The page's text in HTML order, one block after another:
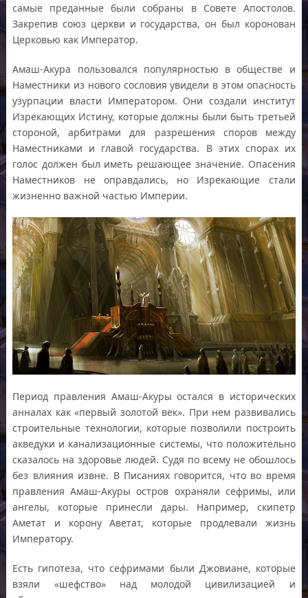
самые преданные были собраны в Совете Апостолов.
Закрепив союз церкви и государства, он был коронован
Церковью как Император.
Амаш-Акура пользовался популярностью в обществе и
Наместники из нового сословия увидели в этом опасность
узурпации власти Императором. Они создали институт
Изрекающих Истину, которые должны были быть третьей
стороной, арбитрами для разрешения споров между
Наместниками и главой государства. В этих спорах их
голос должен был иметь решающее значение. Опасения
Наместников не оправдались, но Изрекающие стали
жизненно важной частью Империи.
Период правления Амаш-Акуры остался в исторических
анналах как «первый золотой век». При нем развивались
строительные технологии, которые позволили построить
акведуки и канализационные системы, что положительно
сказалось на здоровье людей. Судя по всему не обошлось
без влияния извне. В Писаниях говорится, что во время
правления Амаш-Акуры остров охраняли сефримы, или
ангелы, которые принесли дары. Например, скипетр
Аметат и корону Аветат, которые продлевали жизнь
Императору.
Есть гипотеза, что сефримами были Джовиане, которые
взяли «шефство» над молодой цивилизацией и